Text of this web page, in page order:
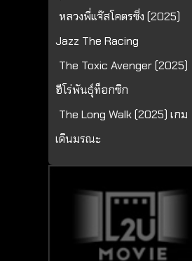
หลวงพี่แจ๊สโคตรซิ่ง (2025)
Jazz The Racing
The Toxic Avenger (2025)
ฮีโร่พันธุ์ท็อกซิก
The Long Walk (2025) เกม
เดินมรณะ